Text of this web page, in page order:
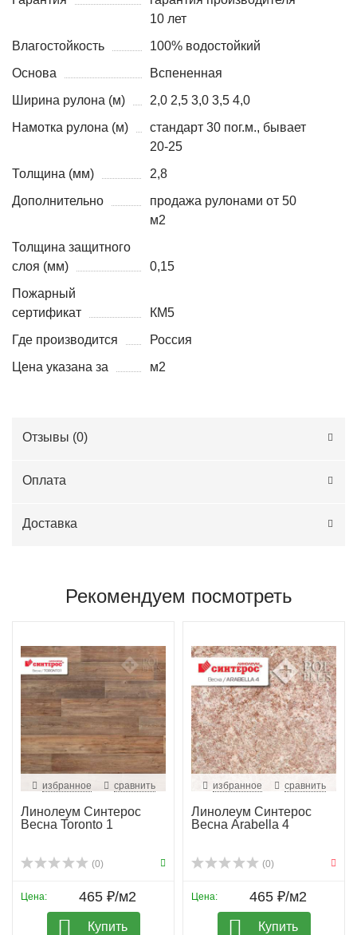
10 лет
Влагостойкость
100% водостойкий
Основа
Вспененная
Ширина рулона (м)
2,0 2,5 3,0 3,5 4,0
Намотка рулона (м)
стандарт 30 пог.м., бывает
20-25
Толщина (мм)
2,8
Дополнительно
продажа рулонами от 50
м2
Толщина защитного
слоя (мм)
0,15
Пожарный
сертификат
КМ5
Где производится
Россия
Цена указана за
м2
Отзывы (0)
Оплата
Доставка
Рекомендуем посмотреть
избранное сравнить
Линолеум Синтерос
Весна Toronto 1
(0)
Цена: 465 ₽/м2
Купить
избранное сравнить
Линолеум Синтерос
Весна Arabella 4
(0)
Цена: 465 ₽/м2
Купить